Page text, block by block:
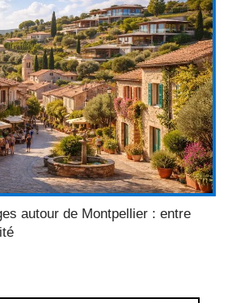
autour de Montpellier : entre